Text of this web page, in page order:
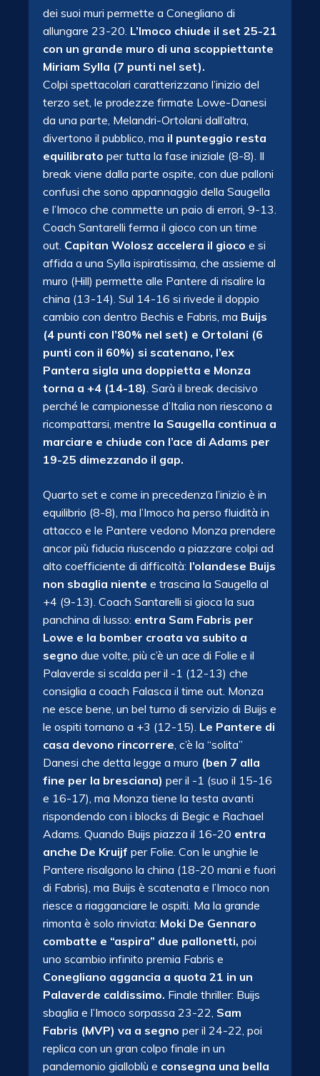
dei suoi muri permette a Conegliano di
allungare 23-20. L’Imoco chiude il set 25-21
con un grande muro di una scoppiettante
Miriam Sylla (7 punti nel set).
Colpi spettacolari caratterizzano l’inizio del
terzo set, le prodezze firmate Lowe-Danesi
da una parte, Melandri-Ortolani dall’altra,
divertono il pubblico, ma il punteggio resta
equilibrato per tutta la fase iniziale (8-8). Il
break viene dalla parte ospite, con due palloni
confusi che sono appannaggio della Saugella
e l’Imoco che commette un paio di errori, 9-13.
Coach Santarelli ferma il gioco con un time
out. Capitan Wolosz accelera il gioco e si
affida a una Sylla ispiratissima, che assieme al
muro (Hill) permette alle Pantere di risalire la
china (13-14). Sul 14-16 si rivede il doppio
cambio con dentro Bechis e Fabris, ma Buijs
(4 punti con l’80% nel set) e Ortolani (6
punti con il 60%) si scatenano, l’ex
Pantera sigla una doppietta e Monza
torna a +4 (14-18). Sarà il break decisivo
perché le campionesse d’Italia non riescono a
ricompattarsi, mentre la Saugella continua a
marciare e chiude con l’ace di Adams per
19-25 dimezzando il gap.
Quarto set e come in precedenza l’inizio è in
equilibrio (8-8), ma l’Imoco ha perso fluidità in
attacco e le Pantere vedono Monza prendere
ancor più fiducia riuscendo a piazzare colpi ad
alto coefficiente di difficoltà: l’olandese Buijs
non sbaglia niente e trascina la Saugella al
+4 (9-13). Coach Santarelli si gioca la sua
panchina di lusso: entra Sam Fabris per
Lowe e la bomber croata va subito a
segno due volte, più c’è un ace di Folie e il
Palaverde si scalda per il -1 (12-13) che
consiglia a coach Falasca il time out. Monza
ne esce bene, un bel turno di servizio di Buijs e
le ospiti tornano a +3 (12-15). Le Pantere di
casa devono rincorrere, c’è la “solita”
Danesi che detta legge a muro (ben 7 alla
fine per la bresciana) per il -1 (suo il 15-16
e 16-17), ma Monza tiene la testa avanti
rispondendo con i blocks di Begic e Rachael
Adams. Quando Buijs piazza il 16-20 entra
anche De Kruijf per Folie. Con le unghie le
Pantere risalgono la china (18-20 mani e fuori
di Fabris), ma Buijs è scatenata e l’Imoco non
riesce a riagganciare le ospiti. Ma la grande
rimonta è solo rinviata: Moki De Gennaro
combatte e “aspira” due pallonetti, poi
uno scambio infinito premia Fabris e
Conegliano aggancia a quota 21 in un
Palaverde caldissimo. Finale thriller: Buijs
sbaglia e l’Imoco sorpassa 23-22, Sam
Fabris (MVP) va a segno per il 24-22, poi
replica con un gran colpo finale in un
pandemonio gialloblù e consegna una bella